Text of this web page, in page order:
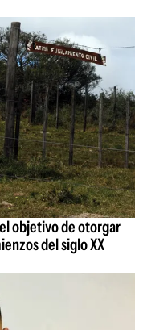
objetivo de otorgar
del siglo XX